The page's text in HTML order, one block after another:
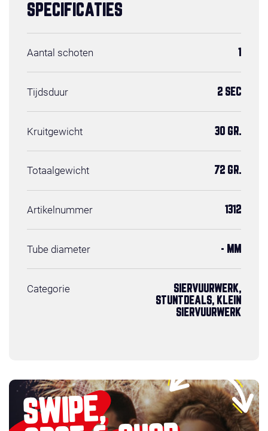
SPECIFICATIES
Aantal schoten 1
Tijdsduur 2 SEC
Kruitgewicht 30 GR.
Totaalgewicht 72 GR.
Artikelnummer 1312
Tube diameter - MM
Categorie
SIERVUURWERK,
STUNTDEALS, KLEIN
SIERVUURWERK
SWIPE,